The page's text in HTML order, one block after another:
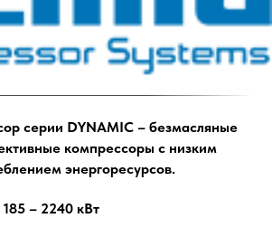
серии DYNAMIC – безмасляные
компрессоры с низким
энергоресурсов.
– 2240 кВт